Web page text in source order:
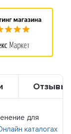
Отзывы
для
каталогах